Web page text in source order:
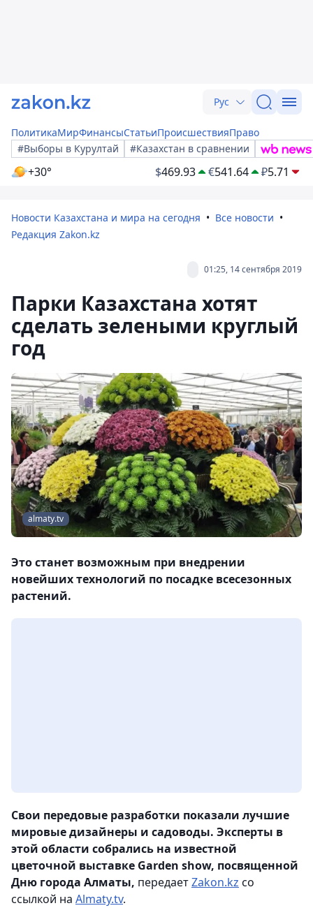
Рус
ПолитикаМирФинансыСтатьиПроисшествияПраво
#Выборы в Курултай
#Казахстан в сравнении
+30° $469.93 €541.64 ₽5.71
Новости Казахстана и мира на сегодня
Все новости
Редакция Zakon.kz
01:25, 14 сентября 2019
Парки Казахстана хотят
сделать зелеными круглый
год
almaty.tv
Это станет возможным при внедрении
новейших технологий по посадке всесезонных
растений.
Свои передовые разработки показали лучшие
мировые дизайнеры и садоводы. Эксперты в
этой области собрались на известной
цветочной выставке Garden show, посвященной
Дню города Алматы, передаетZakon.kz со
ссылкой на Almaty.tv.